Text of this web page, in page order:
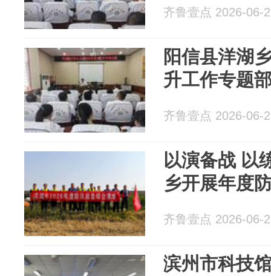
齐鲁壹点 2026-06-
阳信县洋湖
升工作专题
齐鲁壹点 2026-06-
以演备战 以
乡开展年度
齐鲁壹点 2026-06-
滨州市科技